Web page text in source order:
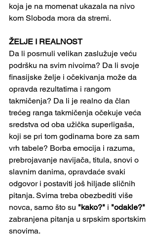
koja je na momenat ukazala na nivo
kom Sloboda mora da stremi.
ŽELJE I REALNOST
Da li posrnuli velikan zaslužuje veću
podršku na svim nivoima? Da li svoje
finasijske želje i očekivanja može da
opravda rezultatima i rangom
takmičenja? Da li je realno da član
trećeg ranga takmičenja očekuje veća
sredstva od oba užička superligaša,
koji se pri tom godinama bore za sam
vrh tabele? Borba emocija i razuma,
prebrojavanje navijača, titula, snovi o
slavnim danima, opravdaće svaki
odgovor i postaviti još hiljade sličnih
pitanja. Svima treba obezbediti više
novca, samo što su "kako?" i "odakle?"
zabranjena pitanja u srpskim sportskim
snovima.